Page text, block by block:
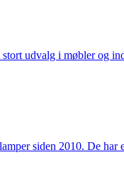
udvalg i møbler og
siden 2010. De